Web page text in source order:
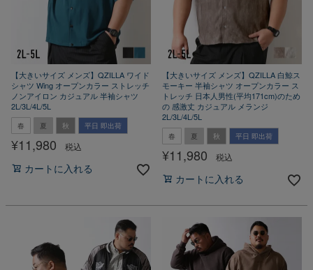
【大きいサイズ メンズ】QZILLA ワイド
シャツ Wing オープンカラー ストレッチ
ノンアイロン カジュアル 半袖シャツ
2L/3L/4L/5L
春 夏 秋 平日 即出荷
¥11,980 税込
カートに入れる
【大きいサイズ メンズ】QZILLA 白鯨ス
モーキー 半袖シャツ オープンカラー ス
トレッチ 日本人男性(平均171cm)のため
の 感激丈 カジュアル メランジ
2L/3L/4L/5L
春 夏 秋 平日 即出荷
¥11,980 税込
カートに入れる